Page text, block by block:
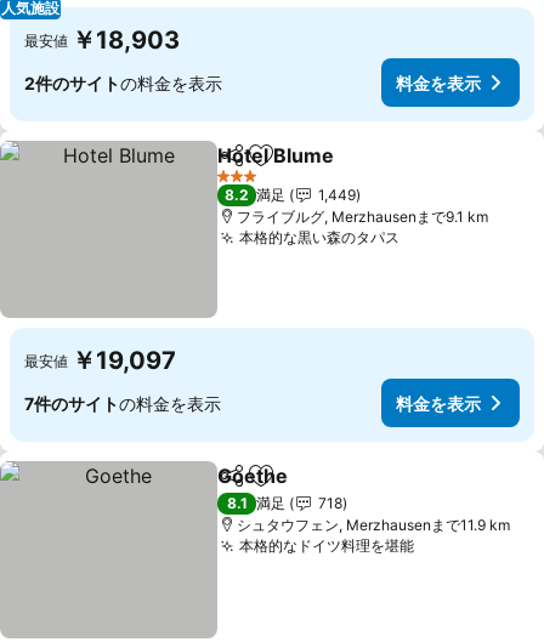
人気施設
最安値 ￥18,903
2件のサイトの料金を表示 料金を表示
シェアお気に入りに追加
Hotel Blume
3 ホテルのランク
8.2 満足
1,449
フライブルグ, Merzhausenまで9.1 km
本格的な黒い森のタパス
最安値 ￥19,097
7件のサイトの料金を表示 料金を表示
シェアお気に入りに追加
Goethe
8.1 満足
718
シュタウフェン, Merzhausenまで11.9 km
本格的なドイツ料理を堪能料金を表示